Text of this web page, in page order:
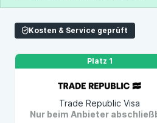
Als Teil der gemeinnützigen
nur für Deine Interessen – damit
So hilft Dir Finanztip
Unabhängige
wirtschaftlichem Interesse
Kosten & Service geprüft
Platz 1
Trade Republic Visa
Nur beim Anbieter